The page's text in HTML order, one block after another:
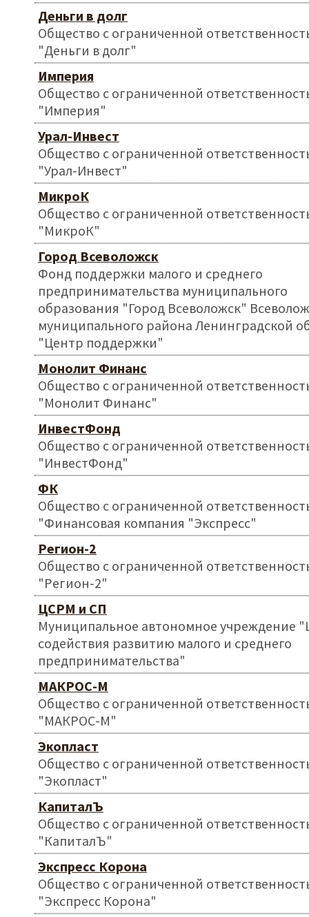
Деньги в долг
Общество с ограниченной
"Деньги в долг"
Империя
Общество с ограниченной
"Империя"
Урал-Инвест
Общество с ограниченной
"Урал-Инвест"
МикроК
Общество с ограниченной
"МикроК"
Город Всеволожск
Фонд поддержки малого и среднего
предпринимательства муниципального
образования "Город Всеволожск"
муниципального района Ленинградской
"Центр поддержки"
Монолит Финанс
Общество с ограниченной
"Монолит Финанс"
ИнвестФонд
Общество с ограниченной
"ИнвестФонд"
ФК
Общество с ограниченной
"Финансовая компания "Экспресс"
Регион-2
Общество с ограниченной
"Регион-2"
ЦСРМ и СП
Муниципальное автономное учреждение
содействия развитию малого и среднего
предпринимательства"
МАКРОС-М
Общество с ограниченной
"МАКРОС-М"
Экопласт
Общество с ограниченной
"Экопласт"
КапиталЪ
Общество с ограниченной
"КапиталЪ"
Экспресс Корона
Общество с ограниченной
"Экспресс Корона"